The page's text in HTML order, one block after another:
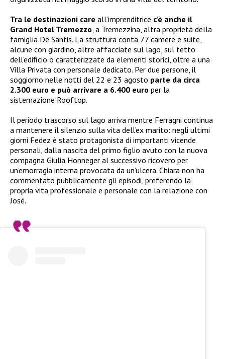
Tra le destinazioni care all’imprenditrice c’è anche il
Grand Hotel Tremezzo , a Tremezzina, altra proprietà della
famiglia De Santis. La struttura conta 77 camere e suite,
alcune con giardino, altre affacciate sul lago, sul tetto
dell’edificio o caratterizzate da elementi storici, oltre a una
Villa Privata con personale dedicato. Per due persone, il
soggiorno nelle notti del 22 e 23 agosto parte da circa
2.300 euro e può arrivare a 6.400 euro per la
sistemazione Rooftop.
Il periodo trascorso sul lago arriva mentre Ferragni continua
a mantenere il silenzio sulla vita dell’ex marito: negli ultimi
giorni Fedez è stato protagonista di importanti vicende
personali, dalla nascita del primo figlio avuto con la nuova
compagna Giulia Honneger al successivo ricovero per
un’emorragia interna provocata da un’ulcera. Chiara non ha
commentato pubblicamente gli episodi, preferendo la
propria vita professionale e personale con la relazione con
José.